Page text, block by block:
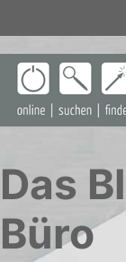
Inhalt
springen
Das
Büro